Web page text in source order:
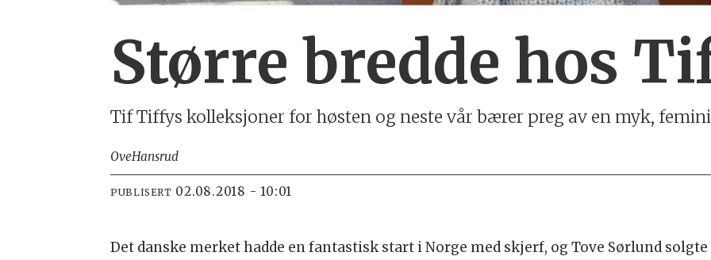
Større bredde hos
Tif Tiffys kolleksjoner for høsten og neste vår bærer preg av en myk,
OveHansrud
PUBLISERT 02.08.2018 - 10:01
Det danske merket hadde en fantastisk start i Norge med skjerf, og Tove Sørlund